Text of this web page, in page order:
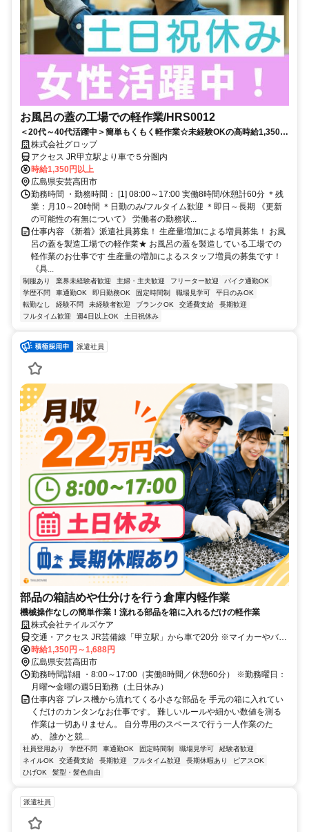
お風呂の蓋の工場での軽作業/HRS0012
＜20代～40代活躍中＞簡単もくもく軽作業☆未経験OKの高時給1,350円
♪【土日祝休み×日勤のみ】
株式会社グロップ
アクセス JR甲立駅より車で５分圏内
時給1,350円以上
広島県安芸高田市
勤務時間 ・勤務時間： [1] 08:00～17:00 実働8時間/休憩計60分 ＊残
業：月10～20時間 ＊日勤のみ/フルタイム歓迎 ＊即日～長期 《更新
の可能性の有無について》 労働者の勤務状...
仕事内容 《新着》派遣社員募集！ 生産量増加による増員募集！ お風
呂の蓋を製造工場での軽作業★ お風呂の蓋を製造している工場での
軽作業のお仕事です 生産量の増加によるスタッフ増員の募集です！
《具...
制服あり 業界未経験者歓迎 主婦・主夫歓迎 フリーター歓迎
バイク通勤OK
学歴不問
車通勤OK 即日勤務OK 固定時間制 職場見学可
平日のみOK
転勤なし
経験不問 未経験者歓迎 ブランクOK 交通費支給
長期歓迎
フルタイム歓迎
週4日以上OK 土日祝休み
派遣社員
部品の箱詰めや仕分けを行う倉庫内軽作業
機械操作なしの簡単作業！流れる部品を箱に入れるだけの軽作業
株式会社テイルズケア
交通・アクセス JR芸備線「甲立駅」から車で20分 ※マイカーやバイ
クでの通勤が便利です。
時給1,350円～1,688円
広島県安芸高田市
勤務時間詳細 ・8:00～17:00（実働8時間／休憩60分） ※勤務曜日：
月曜〜金曜の週5日勤務（土日休み）
仕事内容 プレス機から流れてくる小さな部品を 手元の箱に入れてい
くだけのカンタンなお仕事です。 難しいルールや細かい数値を測る
作業は一切ありません。 自分専用のスペースで行う一人作業のた
め、 誰かと競...
社員登用あり 学歴不問 車通勤OK 固定時間制 職場見学可
経験者歓迎
ネイルOK
交通費支給 長期歓迎 フルタイム歓迎 長期休暇あり
ピアスOK
ひげOK
髪型・髪色自由
派遣社員